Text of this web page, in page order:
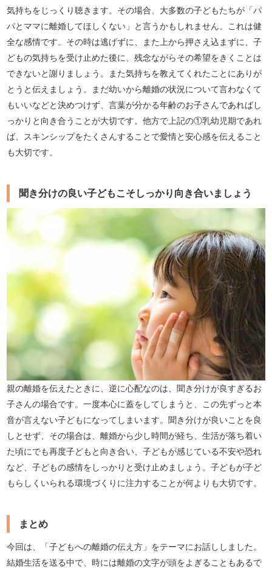
気持ちをじっくり聴きます。その場合、大多数の子どもたちが「パ
パとママに離婚してほしくない」と言うかもしれません。これは健
全な感情です。その時は逃げずに、また上から押さえ込まずに、子
どもの気持ちを受け止めた後に、残念ながらその希望をきくことは
できないと謝りましょう。また気持ちを教えてくれたことにありが
とうと伝えましょう。まだ幼いから離婚の状況について言わなくて
もいいなどと決めつけず、言葉が分かる年齢のお子さんであればし
っかりと向き合うことが大切です。他方で上記の①乳幼児期であれ
ば、スキンシップをたくさんすることで愛情と安心感を伝えること
も大切です。
聞き分けの良い子どもこそしっかり向き合いましょう
親の離婚を伝えたときに、逆に心配なのは、聞き分けが良すぎるお
子さんの場合です。一度本心に蓋をしてしまうと、この先ずっと本
音が言えない子どもになってしまいます。聞き分けが良いことを良
しとせず、その場合は、離婚から少し時間が経ち、生活が落ち着い
た頃にでも再度子どもと向き合い、子どもが感じている不安や恐れ
など、子どもの感情をしっかりと受け止めましょう。子どもが子ど
もらしくいられる環境づくりに注力することが何よりも大切です。
まとめ
今回は、「子どもへの離婚の伝え方」をテーマにお話ししました。
結婚生活を送る中で、時には離婚の文字が頭をよぎることもあるで